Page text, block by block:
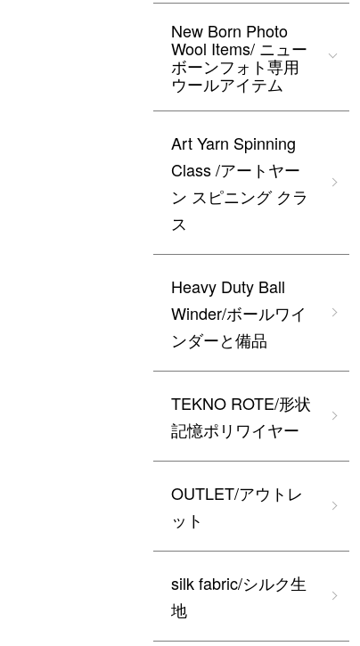
New Born Photo
Wool Items/ ニュー
ボーンフォト専用
ウールアイテム
Art Yarn Spinning
Class /アートヤー
ン スピニング クラ
ス
Heavy Duty Ball
Winder/ボールワイ
ンダーと備品
TEKNO ROTE/形状
記憶ポリワイヤー
OUTLET/アウトレ
ット
silk fabric/シルク生
地